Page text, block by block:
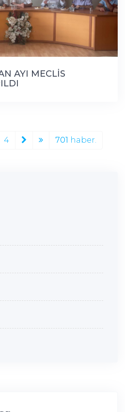
AYI MECLİS
4 701 haber.